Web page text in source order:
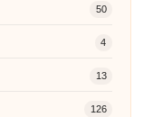
50
4
13
126